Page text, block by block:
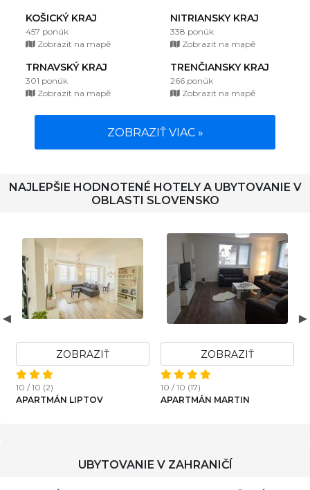
KOŠICKÝ KRAJ
457 ponúk
Zobrazit na mapě
NITRIANSKY KRAJ
338 ponúk
Zobrazit na mapě
TRNAVSKÝ KRAJ
301 ponúk
Zobrazit na mapě
TRENČIANSKY KRAJ
266 ponúk
Zobrazit na mapě
ZOBRAZIŤ VIAC »
NAJLEPŠIE HODNOTENÉ HOTELY A UBYTOVANIE V
OBLASTI SLOVENSKO
MARTIN
ARTELIER - TRENČIANSKE
UBYTOVANIE V ZAHRANIČÍ